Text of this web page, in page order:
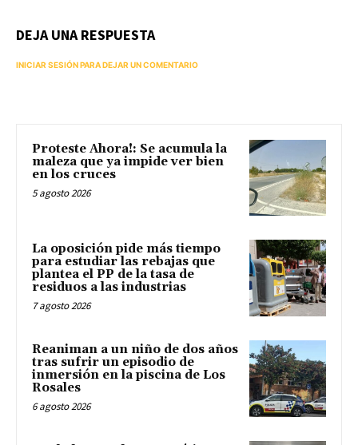
DEJA UNA RESPUESTA
INICIAR SESIÓN PARA DEJAR UN COMENTARIO
Proteste Ahora!: Se acumula la
maleza que ya impide ver bien
en los cruces
5 agosto 2026
La oposición pide más tiempo
para estudiar las rebajas que
plantea el PP de la tasa de
residuos a las industrias
7 agosto 2026
Reaniman a un niño de dos años
tras sufrir un episodio de
inmersión en la piscina de Los
Rosales
6 agosto 2026